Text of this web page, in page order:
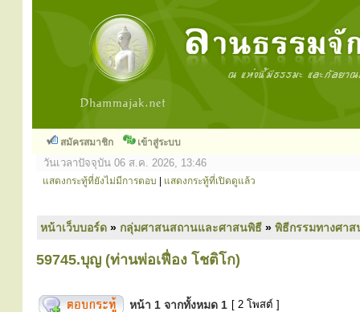
สมัครสมาชิก เข้าสู่ระบบ
วันเวลาปัจจุบัน 06 ส.ค. 2026, 13:46
แสดงกระทู้ที่ยังไม่มีการตอบ แสดงกระทู้ที่เปิดดูแล้ว
หน้าเว็บบอร์ด » กลุ่มศาสนสถานและศาสนพิธี » พิธีกรรมทางศา
59745.บุญ (ท่านพ่อเฟื่อง โชติโก)
หน้า 1 จากทั้งหมด 1 [ 2 โพสต์ ]